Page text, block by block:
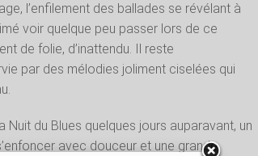
l’enfilement des ballades se révélant à
voir quelque peu passer lors de ce
de folie, d’inattendu. Il reste
par des mélodies joliment ciselées qui
du Blues quelques jours auparavant, un
avec douceur et une grande